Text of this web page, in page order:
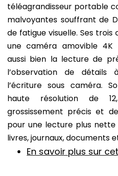
téléagrandisseur portable
malvoyantes souffrant de
de fatigue visuelle. Ses
une caméra amovible 4K
aussi bien la lecture de
l’observation de détails
l’écriture sous caméra.
haute résolution de
grossissement précis et
pour une lecture plus
livres, journaux, documents
En savoir plus sur